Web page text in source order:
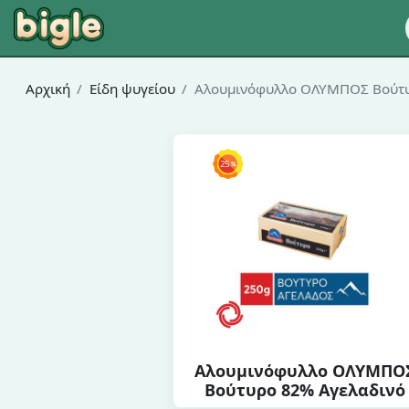
Αρχική Είδη ψυγείου Αλουμινόφυλλο ΟΛΥΜΠΟΣ
Αλουμινόφυλλο
Βούτυρο 82% Αγελαδινό